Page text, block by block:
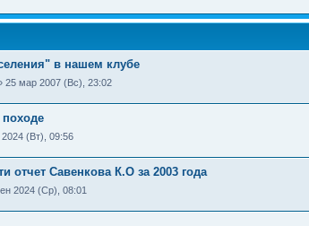
в нашем клубе
25 мар 2007 (Вс), 23:02
походе
(Вт), 09:56
отчет Савенкова К.О за 2003 года
2024 (Ср), 08:01